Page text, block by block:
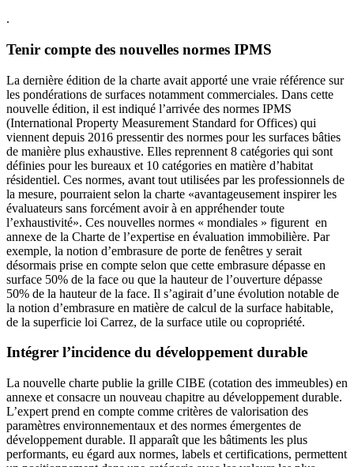
.
Tenir compte des nouvelles normes IPMS
La dernière édition de la charte avait apporté une vraie référence sur
les pondérations de surfaces notamment commerciales. Dans cette
nouvelle édition, il est indiqué l’arrivée des normes IPMS
(International Property Measurement Standard for Offices) qui
viennent depuis 2016 pressentir des normes pour les surfaces bâties
de manière plus exhaustive. Elles reprennent 8 catégories qui sont
définies pour les bureaux et 10 catégories en matière d’habitat
résidentiel. Ces normes, avant tout utilisées par les professionnels de
la mesure, pourraient selon la charte «avantageusement inspirer les
évaluateurs sans forcément avoir à en appréhender toute
l’exhaustivité». Ces nouvelles normes « mondiales » figurent en
annexe de la Charte de l’expertise en évaluation immobilière. Par
exemple, la notion d’embrasure de porte de fenêtres y serait
désormais prise en compte selon que cette embrasure dépasse en
surface 50% de la face ou que la hauteur de l’ouverture dépasse
50% de la hauteur de la face. Il s’agirait d’une évolution notable de
la notion d’embrasure en matière de calcul de la surface habitable,
de la superficie loi Carrez, de la surface utile ou copropriété.
Intégrer l’incidence du développement durable
La nouvelle charte publie la grille CIBE (cotation des immeubles) en
annexe et consacre un nouveau chapitre au développement durable.
L’expert prend en compte comme critères de valorisation des
paramètres environnementaux et des normes émergentes de
développement durable. Il apparaît que les bâtiments les plus
performants, eu égard aux normes, labels et certifications, permettent